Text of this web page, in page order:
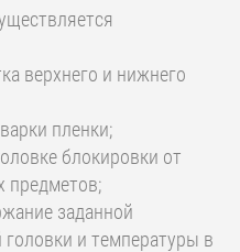
верхнего и нижнего
пленки;
блокировки от
предметов;
заданной
и температуры в